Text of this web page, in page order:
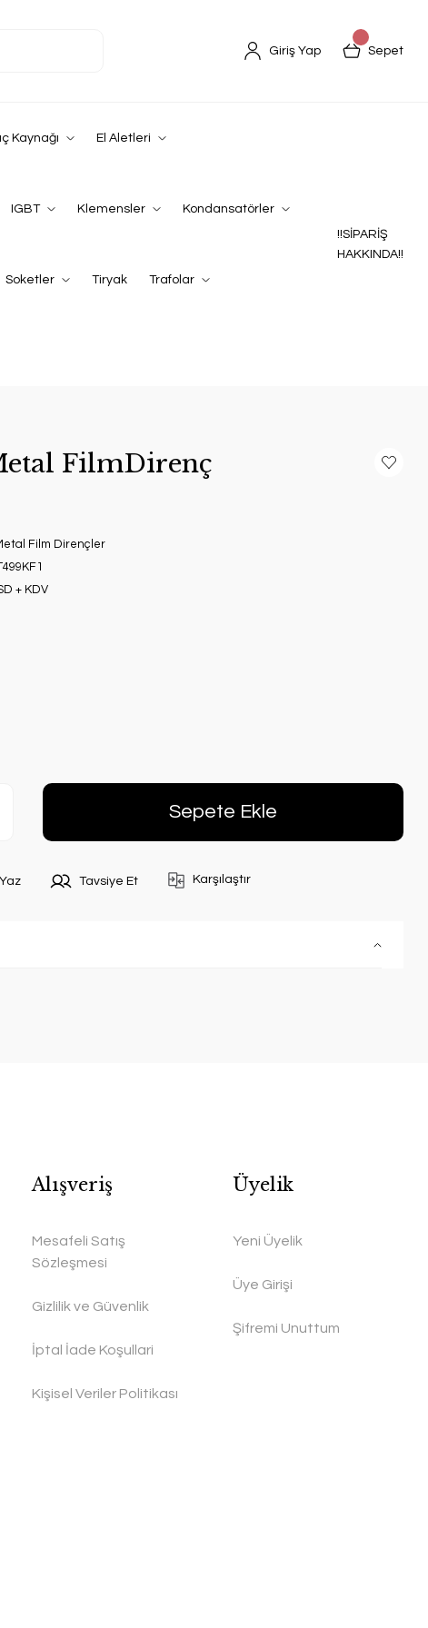
Giriş Yap Sepet
Kaynağı El Aletleri
IGBT Klemensler Kondansatörler
Soketler Tiryak Trafolar
!!SİPARİŞ
HAKKINDA!!
FilmDirenç
Film Dirençler
+ KDV
Sepete Ekle
Tavsiye Et Karşılaştır
Alışveriş
Mesafeli Satış
Sözleşmesi
Gizlilik ve Güvenlik
İptal İade Koşullari
Kişisel Veriler Politikası
Üyelik
Yeni Üyelik
Üye Girişi
Şifremi Unuttum